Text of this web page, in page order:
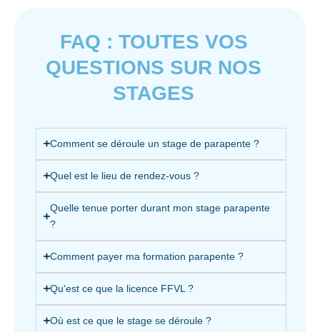
FAQ : TOUTES VOS
QUESTIONS SUR NOS
STAGES
Comment se déroule un stage de parapente ?
Quel est le lieu de rendez-vous ?
Quelle tenue porter durant mon stage parapente
?
Comment payer ma formation parapente ?
Qu'est ce que la licence FFVL ?
Où est ce que le stage se déroule ?